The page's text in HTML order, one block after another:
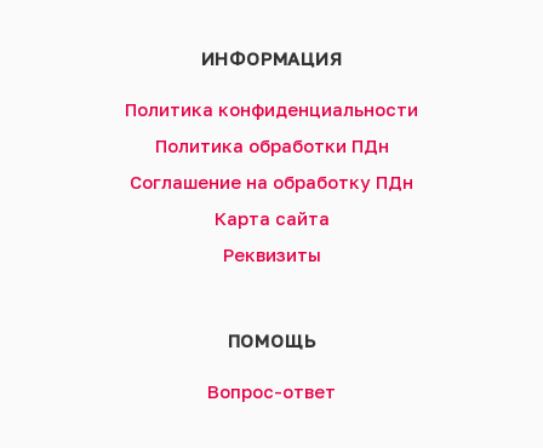
ИНФОРМАЦИЯ
Политика конфиденциальности
Политика обработки ПДн
Соглашение на обработку ПДн
Карта сайта
Реквизиты
ПОМОЩЬ
Вопрос-ответ